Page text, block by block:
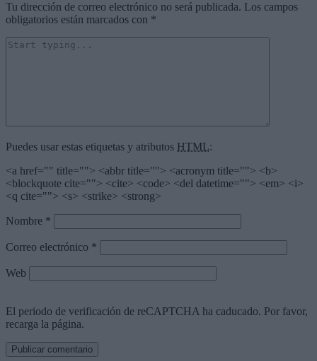
Tu dirección de correo electrónico no será publicada. Los campos
obligatorios están marcados con *
Puedes usar estas etiquetas y atributos HTML:
<a href="" title=""> <abbr title=""> <acronym title=""> <b>
<blockquote cite=""> <cite> <code> <del datetime=""> <em> <i>
<q cite=""> <s> <strike> <strong>
Nombre *
Correo electrónico *
Web
El periodo de verificación de reCAPTCHA ha caducado. Por favor,
recarga la página.